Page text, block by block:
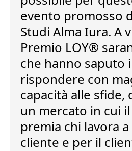
evento promosso
Studi Alma Iura. A
Premio LOY®
che hanno saputo
rispondere con
capacità alle sfide,
un mercato in cui
premia chi lavora
cliente e per il